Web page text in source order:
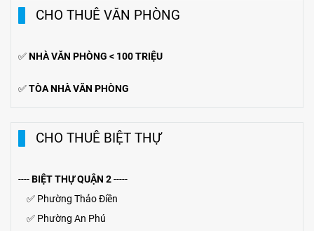
CHO THUÊ VĂN PHÒNG
✅NHÀ VĂN PHÒNG < 100 TRIỆU
✅TÒA NHÀ VĂN PHÒNG
CHO THUÊ BIỆT THỰ
----BIỆT THỰ QUẬN 2-----
✅ Phường Thảo Điền
✅ Phường An Phú